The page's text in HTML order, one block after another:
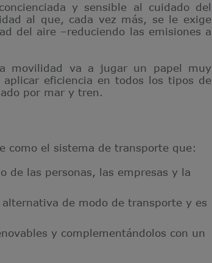
y sensible al cuidado del
al que, cada vez más, se le exige
del aire –reduciendo las emisiones a
movilidad va a jugar un papel muy
eficiencia en todos los tipos de
por mar y tren.
como el sistema de transporte que:
de las personas, las empresas y la
de modo de transporte y es
y complementándolos con un